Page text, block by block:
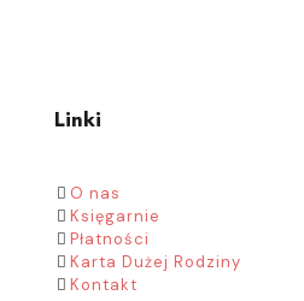
Linki
O nas
Księgarnie
Płatności
Karta Dużej Rodziny
Kontakt